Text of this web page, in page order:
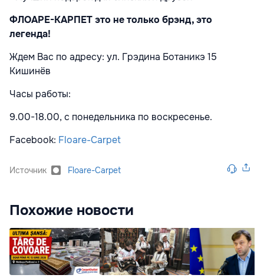
ФЛОАРЕ-КАРПЕТ это не только брэнд, это
легенда!
Ждем Вас по адресу: ул. Грэдина Ботаникэ 15
Кишинёв
Часы работы:
9.00-18.00, с понедельника по воскресенье.
Facebook: Floare-Carpet
Источник Floare-Carpet
Похожие новости